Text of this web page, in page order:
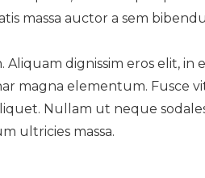
massa auctor a sem
Aliquam dignissim eros elit,
magna elementum. Fusce
Nullam ut neque
ultricies massa.